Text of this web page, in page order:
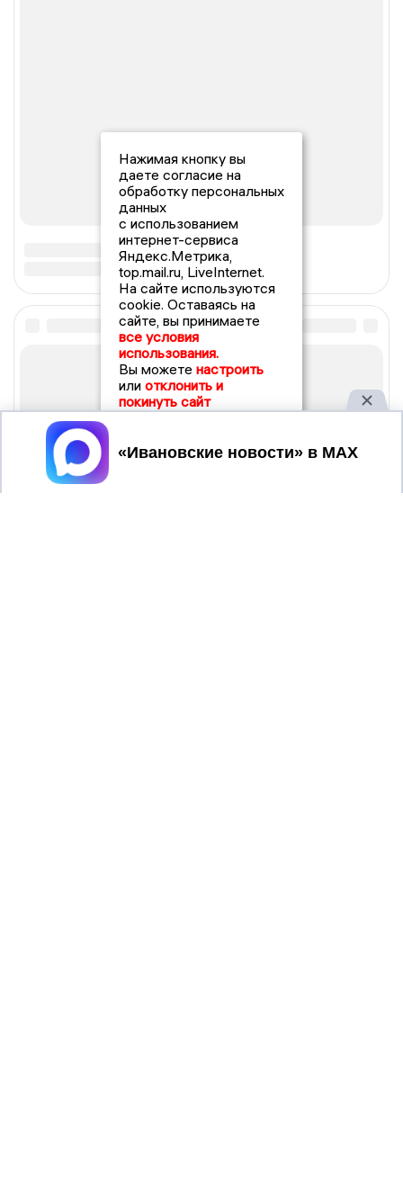
Нажимая кнопку вы
даете согласие на
обработку персональных
данных
с использованием
интернет-сервиса
Яндекс.Метрика,
top.mail.ru, LiveInternet.
На сайте используются
cookie. Оставаясь на
сайте, вы принимаете
все условия
использования.
Вы можете настроить
или отклонить и
покинуть сайт
Принять